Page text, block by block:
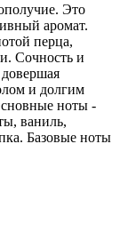
Это
аромат.
перца,
Сочность и
и долгим
ноты -
ваниль,
Базовые ноты